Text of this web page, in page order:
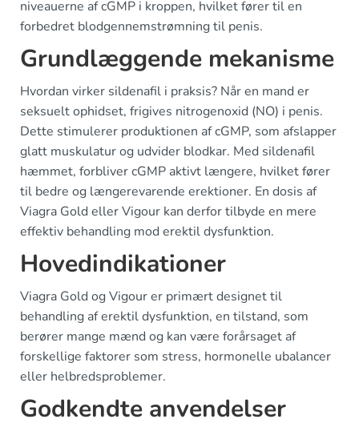
niveauerne af cGMP i kroppen, hvilket fører til en
forbedret blodgennemstrømning til penis.
Grundlæggende mekanisme
Hvordan virker sildenafil i praksis? Når en mand er
seksuelt ophidset, frigives nitrogenoxid (NO) i penis.
Dette stimulerer produktionen af cGMP, som afslapper
glatt muskulatur og udvider blodkar. Med sildenafil
hæmmet, forbliver cGMP aktivt længere, hvilket fører
til bedre og længerevarende erektioner. En dosis af
Viagra Gold eller Vigour kan derfor tilbyde en mere
effektiv behandling mod erektil dysfunktion.
Hovedindikationer
Viagra Gold og Vigour er primært designet til
behandling af erektil dysfunktion, en tilstand, som
berører mange mænd og kan være forårsaget af
forskellige faktorer som stress, hormonelle ubalancer
eller helbredsproblemer.
Godkendte anvendelser